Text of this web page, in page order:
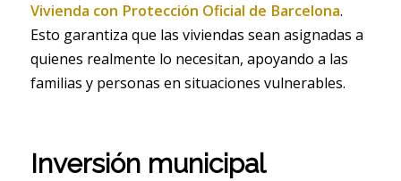
Vivienda con Protección Oficial de Barcelona.
Esto garantiza que las viviendas sean asignadas a
quienes realmente lo necesitan, apoyando a las
familias y personas en situaciones vulnerables.
Inversión municipal